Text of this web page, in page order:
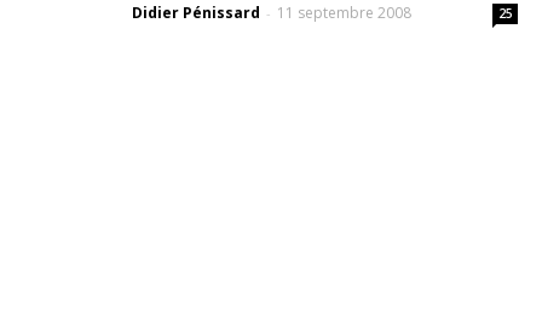
Didier Pénissard - 11 septembre 2008 25